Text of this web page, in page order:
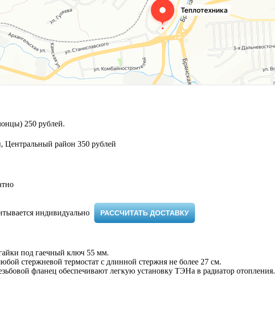
250 рублей.
Центральный район 350 рублей
индивидуально РАССЧИТАТЬ ДОСТАВКУ
под гаечный ключ 55 мм.
стержневой термостат с длинной стержня не более 27 см.
фланец обеспечивают легкую установку ТЭНа в радиатор отопления.